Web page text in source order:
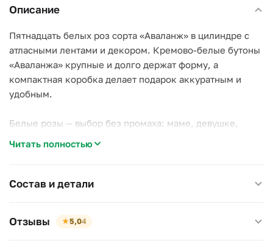
Описание
Пятнадцать белых роз сорта «Аваланж» в цилиндре с
атласными лентами и декором. Кремово-белые бутоны
«Аваланжа» крупные и долго держат форму, а
компактная коробка делает подарок аккуратным и
удобным.
Белые розы — выбор без промаха: маме, девушке,
Композиция в губке с водой: подливайте понемногу,
Размер 16×20 см, высота 25 см.
Читать полностью
Состав и детали
Отзывы ★5,04